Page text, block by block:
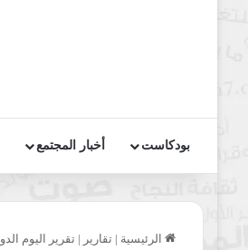
بودكاست أخبار المجتمع
الرئيسية | تقارير | تقرير اليوم الدولي